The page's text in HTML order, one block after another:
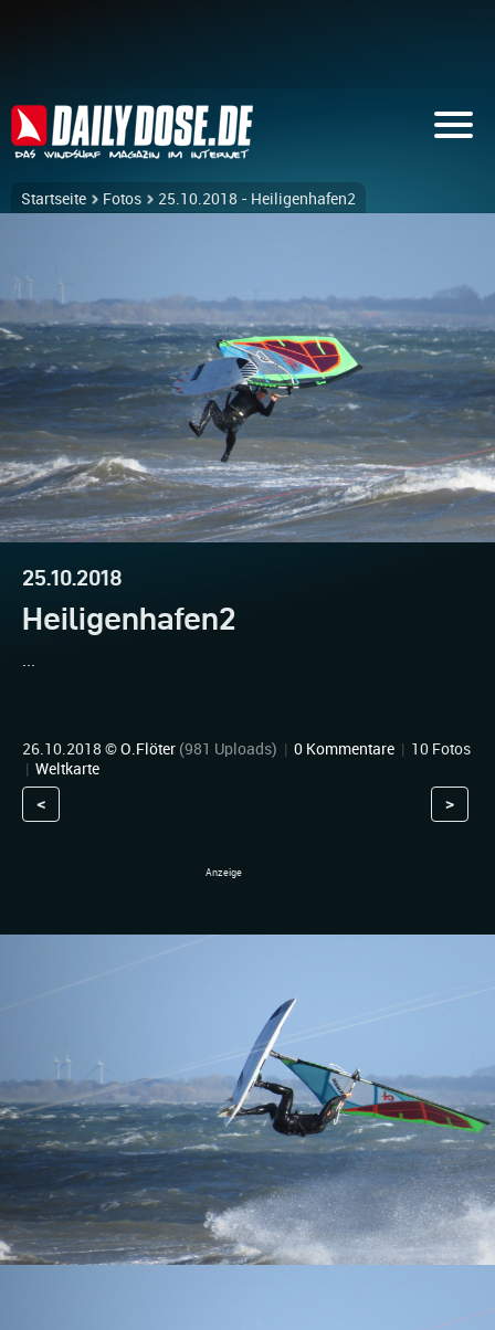
Startseite Fotos 25.10.2018 - Heiligenhafen2
25.10.2018
Heiligenhafen2
...
26.10.2018 ©O.Flöter (981 Uploads) | 0 Kommentare | 10 Fotos
| Weltkarte
< >